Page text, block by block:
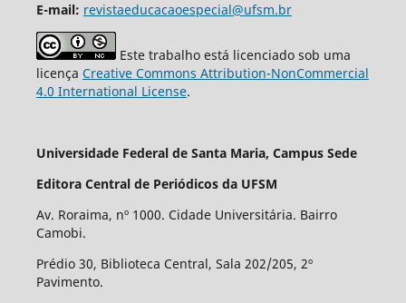
E-mail: revistaeducacaoespecial@ufsm.br
Este trabalho está licenciado sob uma
licença Creative Commons Attribution-NonCommercial
4.0 International License.
Universidade Federal de Santa Maria, Campus Sede
Editora Central de Periódicos da UFSM
Av. Roraima, nº 1000. Cidade Universitária. Bairro
Camobi.
Prédio 30, Biblioteca Central, Sala 202/205, 2º
Pavimento.